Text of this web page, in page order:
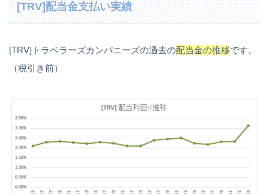
[TRV]配当金支払い実績
[TRV]トラベラーズカンパニーズの過去の配当金の推移です。
（税引き前）